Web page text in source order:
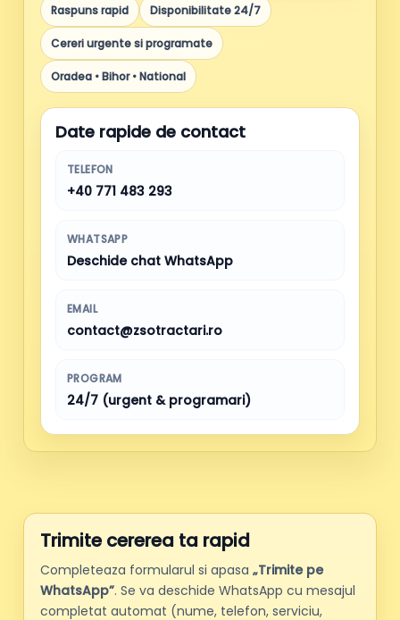
Raspuns rapid Disponibilitate 24/7
Cereri urgente si programate
Oradea • Bihor • National
Date rapide de contact
TELEFON
+40 771 483 293
WHATSAPP
Deschide chat WhatsApp
EMAIL
contact@zsotractari.ro
PROGRAM
24/7 (urgent & programari)
Trimite cererea ta rapid
Completeaza formularul si apasa „Trimite pe
WhatsApp”. Se va deschide WhatsApp cu mesajul
completat automat (nume, telefon, serviciu,